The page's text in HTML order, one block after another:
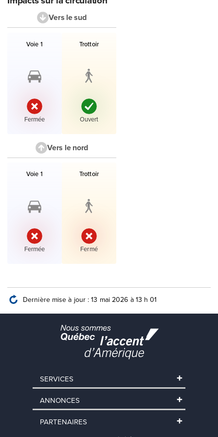
Vers le sud
Voie 1
État :
Fermée
Trottoir
État :
Ouvert
Vers le nord
Voie 1
État :
Fermée
Trottoir
État :
Fermé
Dernière mise à jour : 13 mai 2026 à 13 h 01
SERVICES
ANNONCES
PARTENAIRES